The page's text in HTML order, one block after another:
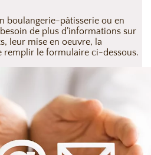
boulangerie-pâtisserie ou en
de plus d’informations sur
leur mise en oeuvre, la
remplir le formulaire ci-dessous.